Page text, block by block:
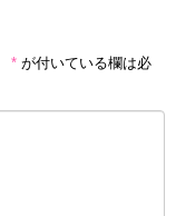
* が付いている欄は必